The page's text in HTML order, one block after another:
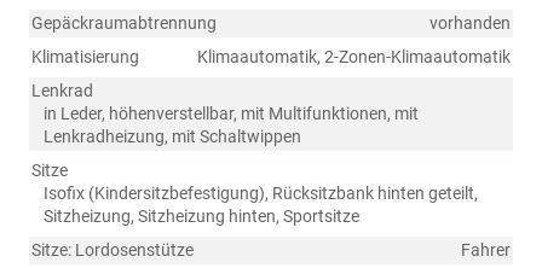
Gepäckraumabtrennung
vorhanden
Klimatisierung
Klimaautomatik, 2-Zonen-Klimaautomatik
Lenkrad
in Leder, höhenverstellbar, mit Multifunktionen, mit
Lenkradheizung, mit Schaltwippen
Sitze
Isofix (Kindersitzbefestigung), Rücksitzbank hinten geteilt,
Sitzheizung, Sitzheizung hinten, Sportsitze
Sitze: Lordosenstütze
Fahrer